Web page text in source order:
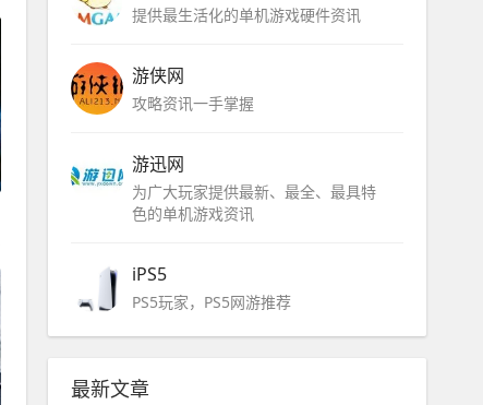
提供最生活化的单机游戏硬件资讯
游侠网
攻略资讯一手掌握
游迅网
为广大玩家提供最新、最全、最具特
色的单机游戏资讯
iPS5
PS5玩家，PS5网游推荐
最新文章